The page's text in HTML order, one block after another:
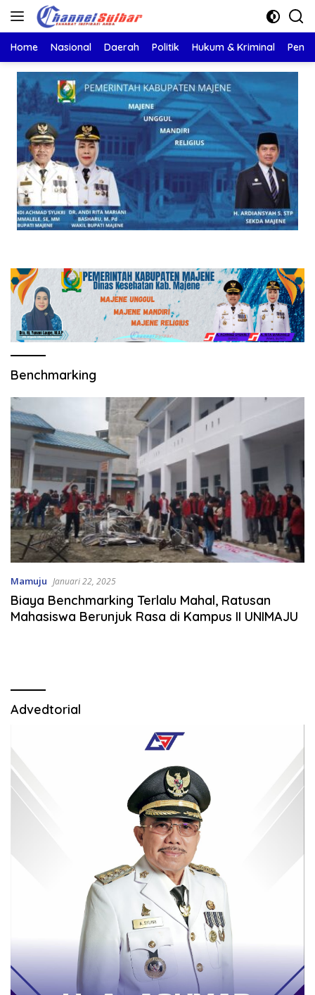
Langsung
Home Nasional Daerah Politik Hukum & Kriminal
Benchmarking
Mamuju Januari 22, 2025
Biaya Benchmarking Terlalu Mahal, Ratusan
Mahasiswa Berunjuk Rasa di Kampus II UNIMAJU
Advedtorial